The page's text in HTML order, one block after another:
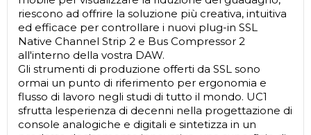
riescono ad offrire la soluzione più creativa, intuitiva
ed efficace per controllare i nuovi plug-in SSL
Native Channel Strip 2 e Bus Compressor 2
all'interno della vostra DAW.
Gli strumenti di produzione offerti da SSL sono
ormai un punto di riferimento per ergonomia e
flusso di lavoro negli studi di tutto il mondo. UC1
sfrutta lesperienza di decenni nella progettazione di
console analogiche e digitali e sintetizza in un